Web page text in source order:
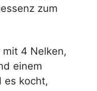
zum
mit 4 Nelken,
einem
es kocht,